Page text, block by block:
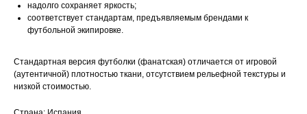
надолго сохраняет яркость;
соответствует стандартам, предъявляемым брендами к
футбольной экипировке.
Стандартная версия футболки (фанатская) отличается от игровой
(аутентичной) плотностью ткани, отсутствием рельефной текстуры и
низкой стоимостью.